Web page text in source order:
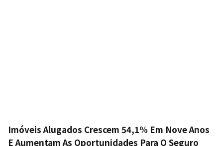
Imóveis Alugados Crescem 54,1% Em Nove Anos
E Aumentam As Oportunidades Para O Seguro